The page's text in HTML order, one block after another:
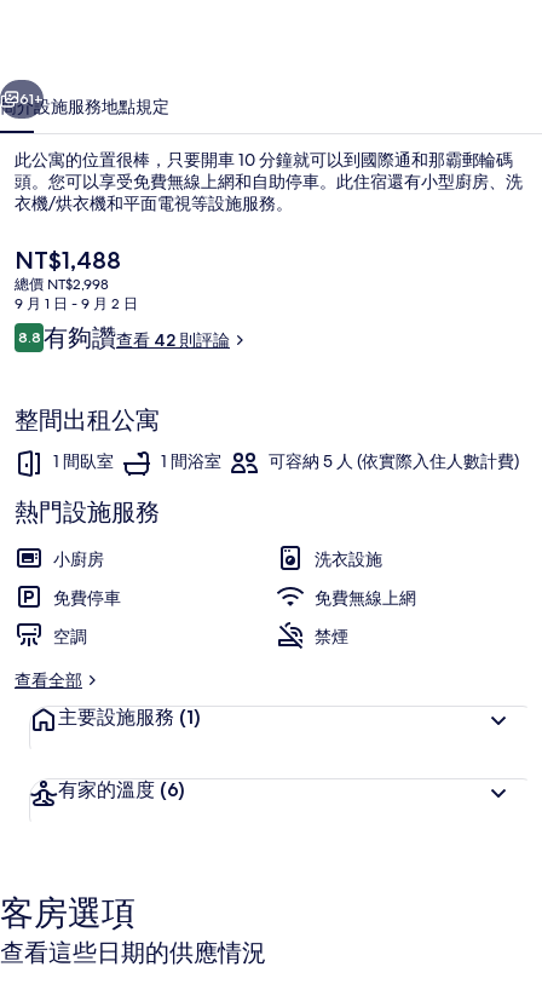
會
館
前
的
相
片
集
個 下一個
61+
簡介設施服務地點規定
此公寓的位置很棒，只要開車 10 分鐘就可以到國際通和那霸郵輪碼
頭。您可以享受免費無線上網和自助停車。此住宿還有小型廚房、洗
衣機/烘衣機和平面電視等設施服務。
目
前
的
價
格
NT$1,488
總價 NT$2,998
9 月 1 日 - 9 月 2 日
評
論
8.88.8 分，滿分 10 分，
有夠讚查看 42 則評論
整間出租公寓
1 間臥室 1 間浴室 可容納 5 人 (依實際入住人數計費)
熱門設施服務
小廚房
洗衣設施
免費停車
免費無線上網
空調
禁煙
查看全部
主要設施服務 (1)
有家的溫度 (6)
客房選項
查看這些日期的供應情況